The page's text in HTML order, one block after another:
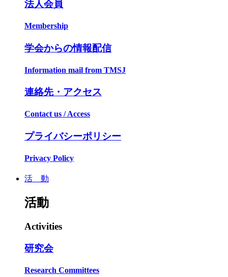
法人会員
Membership
学会からの情報配信
Information mail from TMSJ
連絡先・アクセス
Contact us / Access
プライバシーポリシー
Privacy Policy
活 動
活動
Activities
研究会
Research Committees